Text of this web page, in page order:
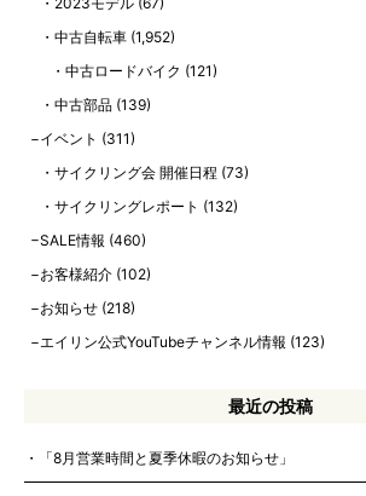
中古自転車 (1,952)
中古ロードバイク (121)
中古部品 (139)
イベント (311)
サイクリング会 開催日程 (73)
サイクリングレポート (132)
SALE情報 (460)
お客様紹介 (102)
お知らせ (218)
エイリン公式YouTubeチャンネル情報 (123)
最近の投稿
「8月営業時間と夏季休暇のお知らせ」